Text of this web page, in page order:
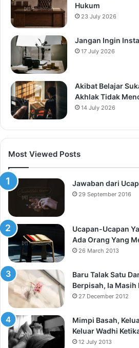
Hukum
23 July 2026
Jangan Ingin
17 July 2026
Akibat Belajar
Akhlak Tidak
14 July 2026
Most Viewed Posts
Jawaban dari
29 September 2016
Ucapan-Ucapan
Ada Orang Yang
26 March 2013
Baru Talak Satu
Berpisah, Ia Masih
27 December 2012
Mimpi Basah,
Keluar Wadhi
12 July 2013